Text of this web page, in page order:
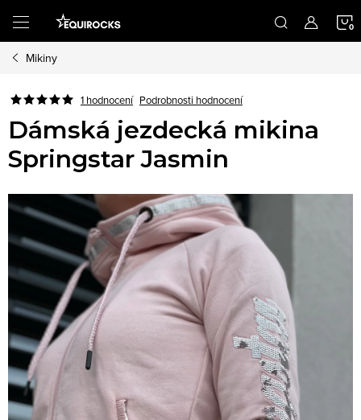
obsah
Mikiny
1 hodnocení Podrobnosti hodnocení
Dámská jezdecká mikina
Springstar Jasmin